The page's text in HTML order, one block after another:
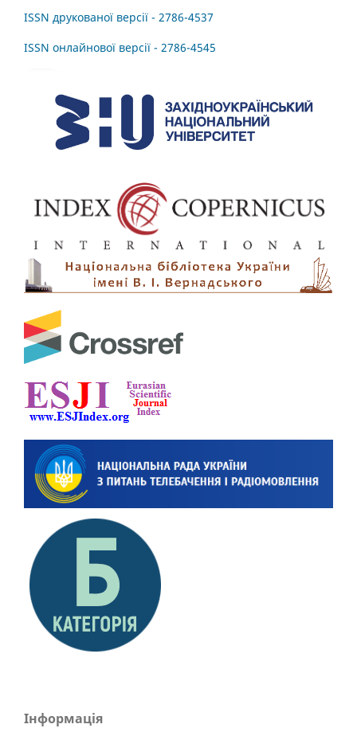
ISSN друкованої версії - 2786-4537
ISSN онлайнової версії - 2786-4545
Інформація